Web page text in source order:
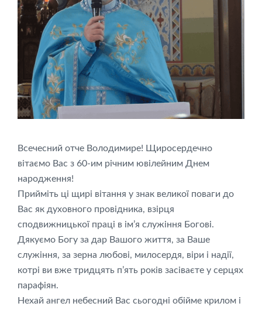
Всечесний отче Володимире! Щиросердечно
вітаємо Вас з 60-им річним ювілейним Днем
народження!
Прийміть ці щирі вітання у знак великої поваги до
Вас як духовного провідника, взірця
сподвижницької праці в ім’я служіння Богові.
Дякуємо Богу за дар Вашого життя, за Ваше
служіння, за зерна любові, милосердя, віри і надії,
котрі ви вже тридцять п’ять років засіваєте у серцях
парафіян.
Нехай ангел небесний Вас сьогодні обійме крилом і